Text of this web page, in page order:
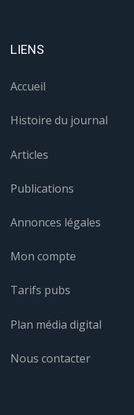
LIENS
Accueil
Histoire du journal
Articles
Publications
Annonces légales
Mon compte
Tarifs pubs
Plan média digital
Nous contacter